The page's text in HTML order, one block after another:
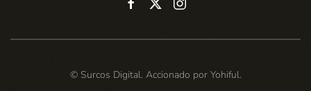
© Surcos Digital. Accionado por Yohiful.